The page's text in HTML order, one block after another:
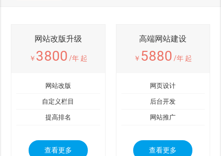
网站改版升级
￥ 3800 /年 起
网站改版
自定义栏目
提高排名
查看更多
高端网站建设
￥ 5880 /年 起
网页设计
后台开发
网站推广
查看更多